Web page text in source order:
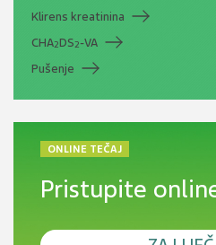
Klirens kreatinina
CHA2DS2-VA
Pušenje
ONLINE TEČAJ
Pristupite